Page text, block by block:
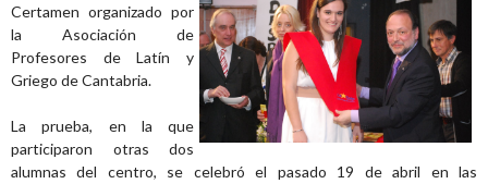
Certamen organizado por
la Asociación de
Profesores de Latín y
Griego de Cantabria.
La prueba, en la que
participaron otras dos
alumnas del centro, se celebró el pasado 19 de abril en las